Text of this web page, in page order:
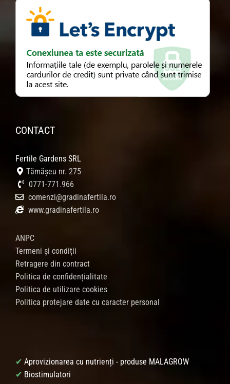
CONTACT
Fertile Gardens SRL
Tămășeu nr. 275
0771-771.966
comenzi@gradinafertila.ro
www.gradinafertila.ro
ANPC
Termeni și condiții
Retragere din contract
Politica de confidențialitate
Politica de utilizare cookies
Politica protejare date cu caracter personal
✔ Aprovizionarea cu nutrienți - produse MALAGROW
✔ Biostimulatori